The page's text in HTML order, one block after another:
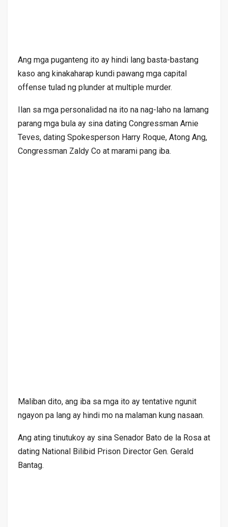
Ang mga puganteng ito ay hindi lang basta-bastang
kaso ang kinakaharap kundi pawang mga capital
offense tulad ng plunder at multiple murder.
Ilan sa mga personalidad na ito na nag-laho na lamang
parang mga bula ay sina dating Congressman Arnie
Teves, dating Spokesperson Harry Roque, Atong Ang,
Congressman Zaldy Co at marami pang iba.
Maliban dito, ang iba sa mga ito ay tentative ngunit
ngayon pa lang ay hindi mo na malaman kung nasaan.
Ang ating tinutukoy ay sina Senador Bato de la Rosa at
dating National Bilibid Prison Director Gen. Gerald
Bantag.